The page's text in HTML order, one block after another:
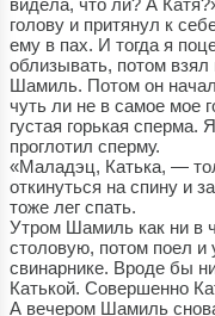
видела, что ли? А
голову и притянул к
ему в пах. И тогда я
облизывать, потом
Шамиль. Потом он начал
чуть ли не в самое мое
густая горькая
проглотил сперму.
«Маладэц, Катька, —
откинуться на спину и
тоже лег спать.
Утром Шамиль как ни в
столовую, потом поел и
свинарнике. Вроде бы
Катькой. Совершенно
А вечером Шамиль